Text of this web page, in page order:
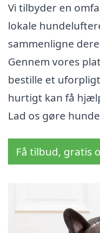
Vi tilbyder en
lokale
sammenligne
Gennem vores
bestille et
hurtigt kan få
Lad os gøre
Få tilbud, gratis